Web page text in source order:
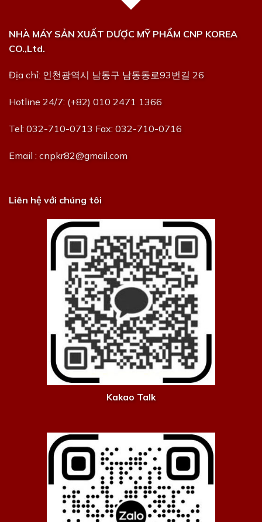
NHÀ MÁY SẢN XUẤT DƯỢC MỸ PHẨM CNP KOREA
CO.,Ltd.
Địa chỉ: 인천광역시 남동구 남동동로93번길 26
Hotline 24/7: (+82) 010 2471 1366
Tel: 032-710-0713 Fax: 032-710-0716
Email : cnpkr82@gmail.com
Liên hệ với chúng tôi
Kakao Talk